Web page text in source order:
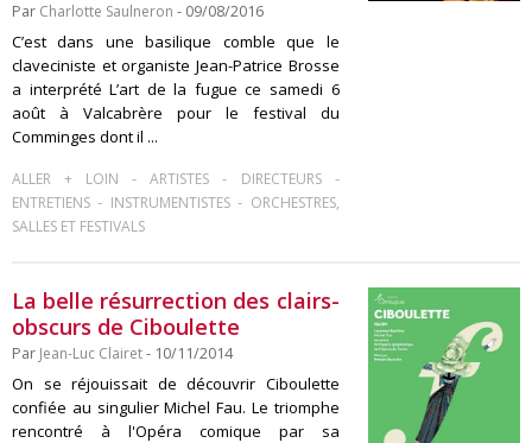
Par Charlotte Saulneron - 09/08/2016
C’est dans une basilique comble que le
claveciniste et organiste Jean-Patrice Brosse
a interprété L’art de la fugue ce samedi 6
août à Valcabrère pour le festival du
Comminges dont il ...
ALLER + LOIN -ARTISTES - DIRECTEURS-
ENTRETIENS - INSTRUMENTISTES- ORCHESTRES,
SALLES ET FESTIVALS
La belle résurrection des clairs-
obscurs de Ciboulette
Par Jean-Luc Clairet- 10/11/2014
On se réjouissait de découvrir Ciboulette
confiée au singulier Michel Fau. Le triomphe
rencontré à l'Opéra comique par sa